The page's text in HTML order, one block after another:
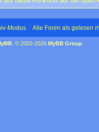
Modus Alle Foren als gelesen
, © 2002-2026 MyBB Group